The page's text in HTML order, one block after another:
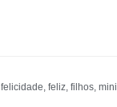
felicidade, feliz, filhos,